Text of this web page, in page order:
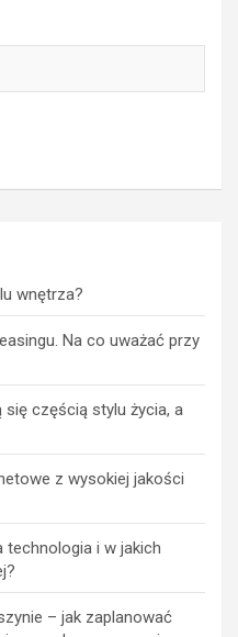
wnętrza?
Na co uważać przy
częścią stylu życia, a
z wysokiej jakości
technologia i w jakich
– jak zaplanować